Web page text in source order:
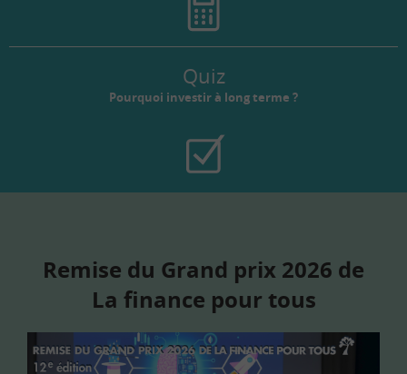
Quiz
Pourquoi investir à long terme ?
Remise du Grand prix 2026 de
La finance pour tous